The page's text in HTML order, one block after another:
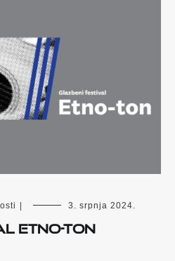
| 3. srpnja 2024.
ETNO-TON